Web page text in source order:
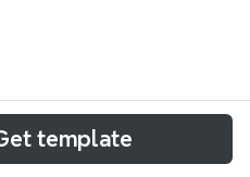
de Host en Grupos'
la segmentación de
template